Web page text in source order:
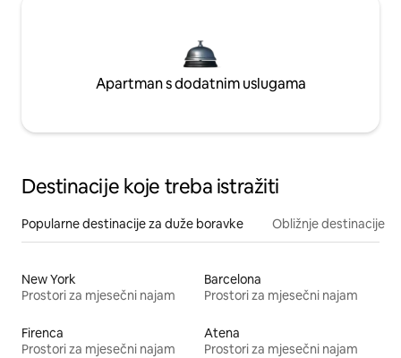
Apartman s dodatnim uslugama
Destinacije koje treba istražiti
Popularne destinacije za duže boravke Obližnje destinacije
New York
Prostori za mjesečni najam
Barcelona
Prostori za mjesečni najam
Firenca
Prostori za mjesečni najam
Atena
Prostori za mjesečni najam